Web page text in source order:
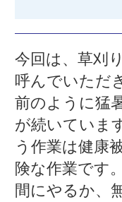
今回は、草刈
呼んでいただ
前のように猛
が続いていま
う作業は健康
険な作業です
間にやるか、